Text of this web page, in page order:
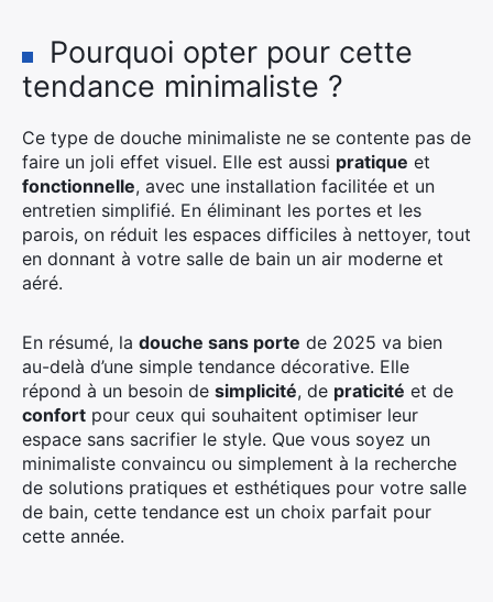
Pourquoi opter pour cette
tendance minimaliste ?
Ce type de douche minimaliste ne se contente pas de
faire un joli effet visuel. Elle est aussi pratique et
fonctionnelle, avec une installation facilitée et un
entretien simplifié. En éliminant les portes et les
parois, on réduit les espaces difficiles à nettoyer, tout
en donnant à votre salle de bain un air moderne et
aéré.
En résumé, la douche sans porte de 2025 va bien
au-delà d’une simple tendance décorative. Elle
répond à un besoin de simplicité, de praticité et de
confort pour ceux qui souhaitent optimiser leur
espace sans sacrifier le style. Que vous soyez un
minimaliste convaincu ou simplement à la recherche
de solutions pratiques et esthétiques pour votre salle
de bain, cette tendance est un choix parfait pour
cette année.